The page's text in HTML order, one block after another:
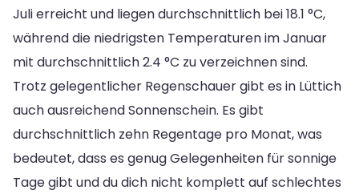
Juli erreicht und liegen durchschnittlich bei 18.1 °C,
während die niedrigsten Temperaturen im Januar
mit durchschnittlich 2.4 °C zu verzeichnen sind.
Trotz gelegentlicher Regenschauer gibt es in Lüttich
auch ausreichend Sonnenschein. Es gibt
durchschnittlich zehn Regentage pro Monat, was
bedeutet, dass es genug Gelegenheiten für sonnige
Tage gibt und du dich nicht komplett auf schlechtes